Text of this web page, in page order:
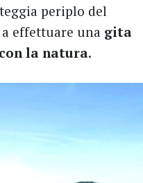
periplo del
effettuare una gita
la natura.